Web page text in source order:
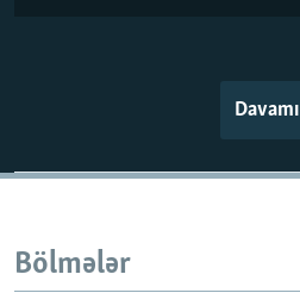
Davamı
Bölmələr